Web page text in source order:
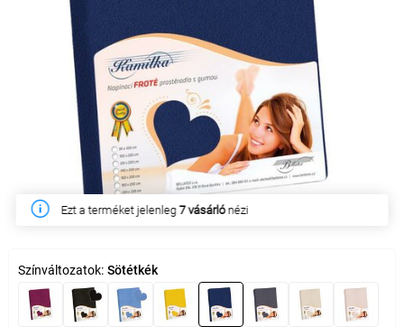
Ezt a terméket jelenleg7 vásárlónézi
Színváltozatok: Sötétkék